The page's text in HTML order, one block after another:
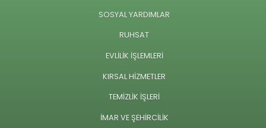
SOSYAL YARDIMLAR
RUHSAT
EVLİLİK İŞLEMLERİ
KIRSAL HİZMETLER
TEMİZLİK İŞLERİ
İMAR VE ŞEHİRCİLİK